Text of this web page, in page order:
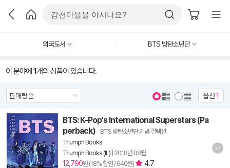
외국도서 BTS 방탄소년단
이 분야에 1개의 상품이 있습니다.
옵션1
BTS: K-Pop's International Superstars (Pa
perback) - BTS 방탄소년단 기념 컬렉션
Triumph Books
Triumph Books (IL) 2018년 08월
12,790원 (18% 할인 / 640원) 4.7